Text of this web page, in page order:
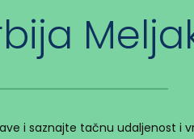
i saznajte tačnu udaljenost i